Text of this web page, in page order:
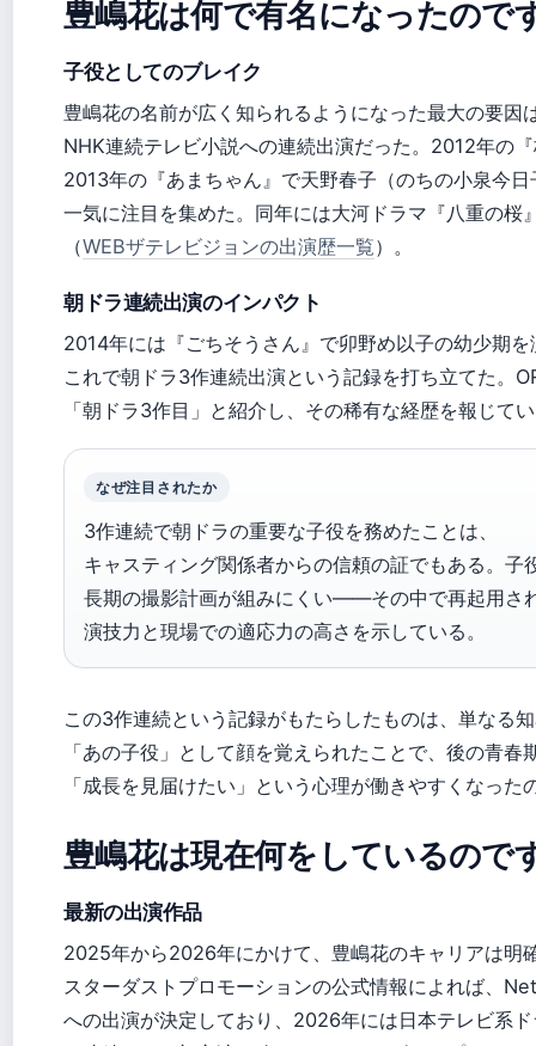
豊嶋花は何で有名になったので
子役としてのブレイク
豊嶋花の名前が広く知られるようになった最大の要因
NHK連続テレビ小説への連続出演だった。2012年の
2013年の『あまちゃん』で天野春子（のちの小泉今
一気に注目を集めた。同年には大河ドラマ『八重の
（WEBザテレビジョンの出演歴一覧）。
朝ドラ連続出演のインパクト
2014年には『ごちそうさん』で卯野め以子の幼少期を
これで朝ドラ3作連続出演という記録を打ち立てた。
「朝ドラ3作目」と紹介し、その稀有な経歴を報じて
なぜ注目されたか
3作連続で朝ドラの重要な子役を務めたことは、
キャスティング関係者からの信頼の証でもある。子
長期の撮影計画が組みにくい——その中で再起用さ
演技力と現場での適応力の高さを示している。
この3作連続という記録がもたらしたものは、単なる
「あの子役」として顔を覚えられたことで、後の青
「成長を見届けたい」という心理が働きやすくなった
豊嶋花は現在何をしているので
最新の出演作品
2025年から2026年にかけて、豊嶋花のキャリアは明
スターダストプロモーションの公式情報によれば、
への出演が決定しており、2026年には日本テレビ系